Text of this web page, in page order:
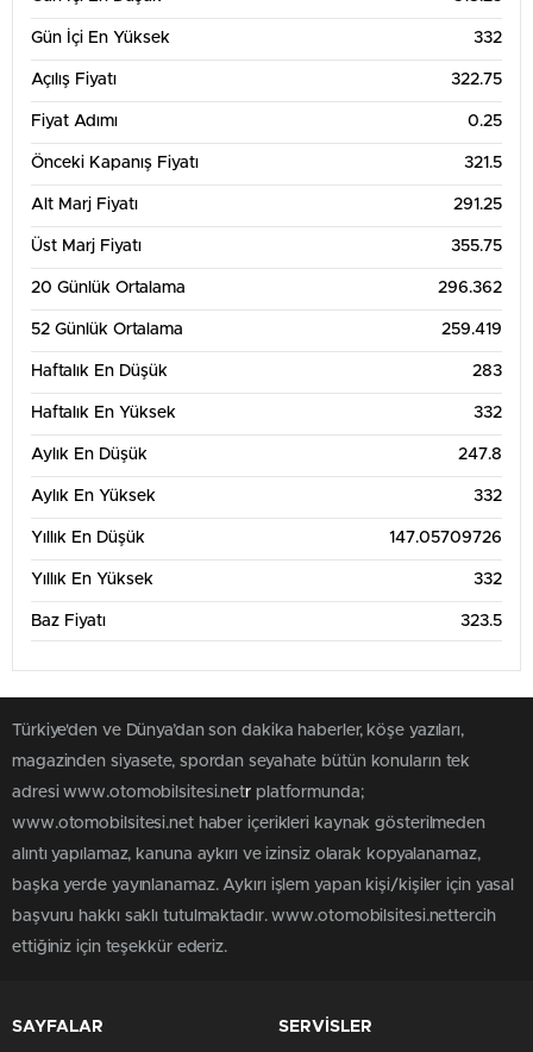
Gün İçi En Yüksek 332
Açılış Fiyatı 322.75
Fiyat Adımı 0.25
Önceki Kapanış Fiyatı 321.5
Alt Marj Fiyatı 291.25
Üst Marj Fiyatı 355.75
20 Günlük Ortalama 296.362
52 Günlük Ortalama 259.419
Haftalık En Düşük 283
Haftalık En Yüksek 332
Aylık En Düşük 247.8
Aylık En Yüksek 332
Yıllık En Düşük 147.05709726
Yıllık En Yüksek 332
Baz Fiyatı 323.5
Türkiye'den ve Dünya’dan son dakika haberler, köşe yazıları,
magazinden siyasete, spordan seyahate bütün konuların tek
adresi www.otomobilsitesi.netr platformunda;
www.otomobilsitesi.net haber içerikleri kaynak gösterilmeden
alıntı yapılamaz, kanuna aykırı ve izinsiz olarak kopyalanamaz,
başka yerde yayınlanamaz. Aykırı işlem yapan kişi/kişiler için yasal
başvuru hakkı saklı tutulmaktadır. www.otomobilsitesi.nettercih
ettiğiniz için teşekkür ederiz.
SAYFALAR SERVİSLER